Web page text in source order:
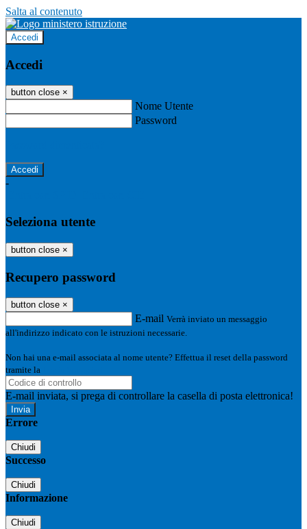
Salta al contenuto
Accedi
Accedi
button close ×
Nome Utente
Password
-
Seleziona utente
button close ×
Recupero password
button close ×
E-mail Verrà inviato un messaggio
all'indirizzo indicato con le istruzioni necessarie.
Non hai una e-mail associata al nome utente? Effettua il reset della password
tramite la
E-mail inviata, si prega di controllare la casella di posta elettronica!
Errore
Chiudi
Successo
Chiudi
Informazione
Chiudi